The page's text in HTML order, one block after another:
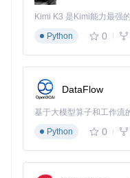
Python
0
DataFlow
基于大模型算子和工作流
Python
0